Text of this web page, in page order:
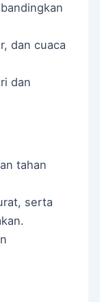
dan cuaca
dan
tahan
serta